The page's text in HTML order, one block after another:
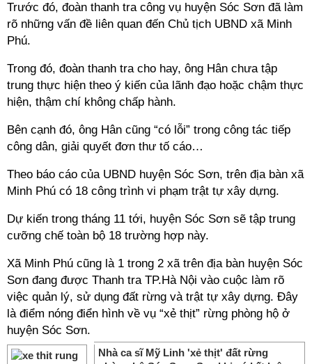
Trước đó, đoàn thanh tra công vụ huyện Sóc Sơn đã làm
rõ những vấn đề liên quan đến Chủ tịch UBND xã Minh
Phú.
Trong đó, đoàn thanh tra cho hay, ông Hân chưa tập
trung thực hiện theo ý kiến của lãnh đạo hoặc chậm thực
hiện, thậm chí không chấp hành.
Bên cạnh đó, ông Hân cũng “có lỗi” trong công tác tiếp
công dân, giải quyết đơn thư tố cáo…
Theo báo cáo của UBND huyện Sóc Sơn, trên địa bàn xã
Minh Phú có 18 công trình vi phạm trật tự xây dựng.
Dự kiến trong tháng 11 tới, huyện Sóc Sơn sẽ tập trung
cưỡng chế toàn bộ 18 trường hợp này.
Xã Minh Phú cũng là 1 trong 2 xã trên địa bàn huyện Sóc
Sơn đang được Thanh tra TP.Hà Nội vào cuộc làm rõ
việc quản lý, sử dụng đất rừng và trật tự xây dựng. Đây
là điểm nóng điển hình về vụ “xẻ thịt” rừng phòng hộ ở
huyện Sóc Sơn.
Nhà ca sĩ Mỹ Linh 'xẻ thịt' đất rừng